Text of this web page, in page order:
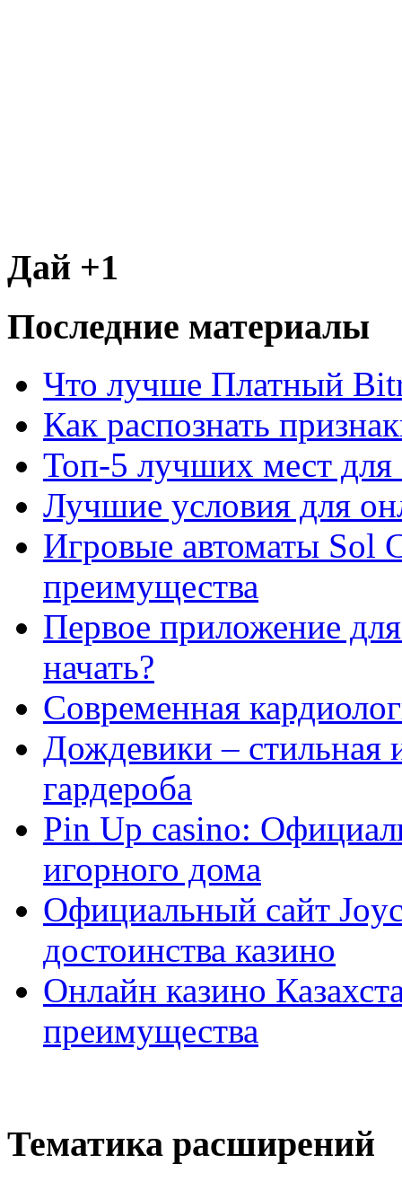
Дай +1
Последние материалы
Что лучше Платный
Как распознать
Топ-5 лучших мест для
Лучшие условия для
Игровые автоматы Sol
преимущества
Первое приложение
начать?
Современная
Дождевики – стильная
гардероба
Pin Up casino:
игорного дома
Официальный сайт
достоинства казино
Онлайн казино
преимущества
Тематика расширений